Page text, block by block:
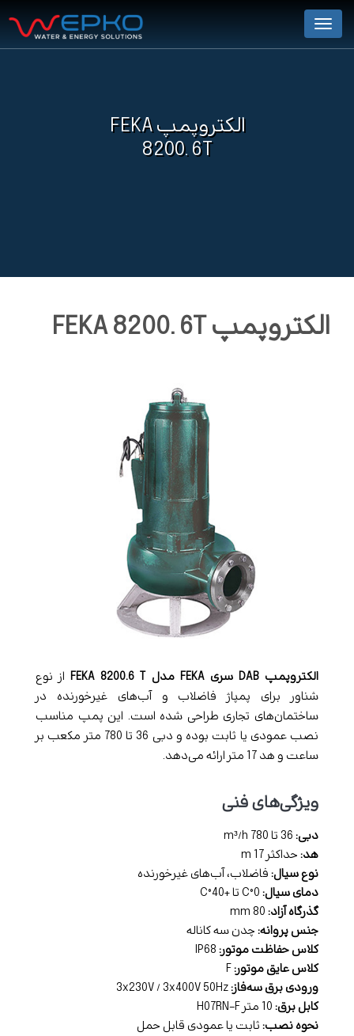
Menu
الکتروپمپ FEKA
8200. 6T
الکتروپمپ FEKA 8200. 6T
الکتروپمپ DAB سری FEKA مدل FEKA 8200.6 T
از نوع
شناور برای پمپاژ فاضلاب و آب‌های غیرخورنده در
ساختمان‌های تجاری طراحی شده است. این پمپ مناسب
نصب عمودی یا ثابت بوده و دبی 36 تا 780 متر مکعب بر
ساعت و هد 17 متر ارائه می‌دهد.
ویژگی‌های فنی
دبی:
هد:حداکثر 17 m
نوع سیال:فاضلاب، آب‌های غیرخورنده
دمای سیال:
گذرگاه آزاد:
جنس پروانه:چدن سه کاناله
کلاس حفاظت موتور:
کلاس عایق موتور:
ورودی برق سه‌فاز:
کابل برق:
نحوه نصب:ثابت یا عمودی قابل حمل